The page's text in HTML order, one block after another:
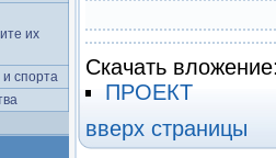
их
спорта
Скачать
ПРОЕКТ
вверх страницы